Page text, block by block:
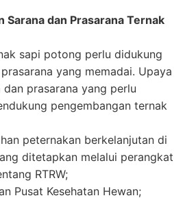
Sarana dan Prasarana Ternak
sapi potong perlu didukung
yang memadai. Upaya
prasarana yang perlu
pengembangan ternak
peternakan berkelanjutan di
ditetapkan melalui perangkat
RTRW;
Pusat Kesehatan Hewan;